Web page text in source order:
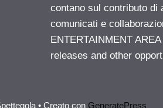
contano sul contributo di
comunicati e
ENTERTAINMENT
releases and other
• Creato con GeneratePress